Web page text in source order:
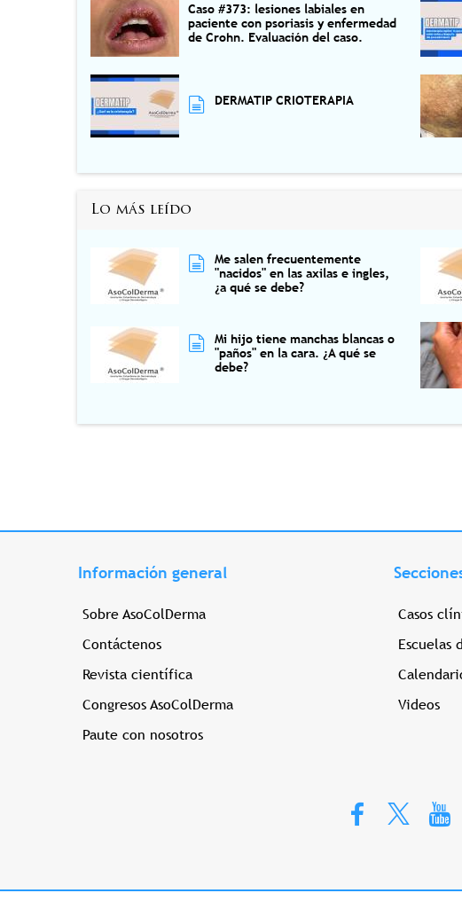
Caso #373: lesiones labiales en
paciente con psoriasis y enfermedad
de Crohn. Evaluación del caso.
DERMATIP CRIOTERAPIA
Lo más leído
Me salen frecuentemente
"nacidos" en las axilas e ingles,
¿a qué se debe?
Mi hijo tiene manchas blancas o
"paños" en la cara. ¿A qué se
debe?
Información general
Sobre AsoColDerma
Contáctenos
Revista científica
Congresos AsoColDerma
Paute con nosotros
Casos
Escuelas
Videos